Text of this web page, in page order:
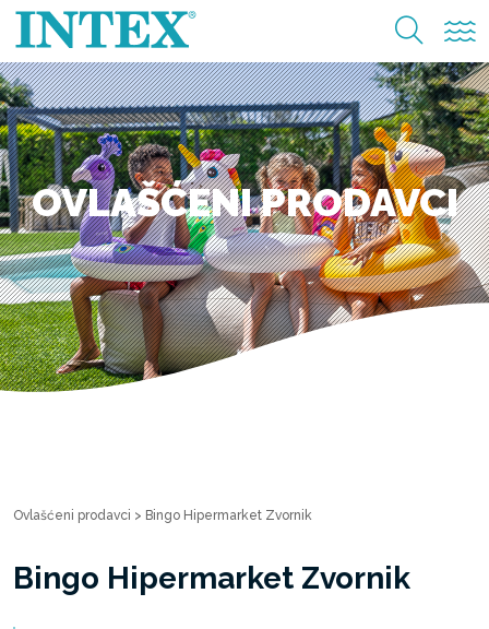
OVLAŠĆENI PRODAVCI
Ovlašćeni prodavci > Bingo Hipermarket Zvornik
Bingo Hipermarket Zvornik